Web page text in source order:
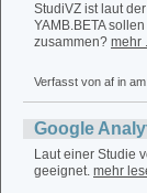
StudiVZ ist laut
YAMB.BETA
zusammen? mehr
Verfasst von af in
Google
Laut einer Studie
geeignet. mehr